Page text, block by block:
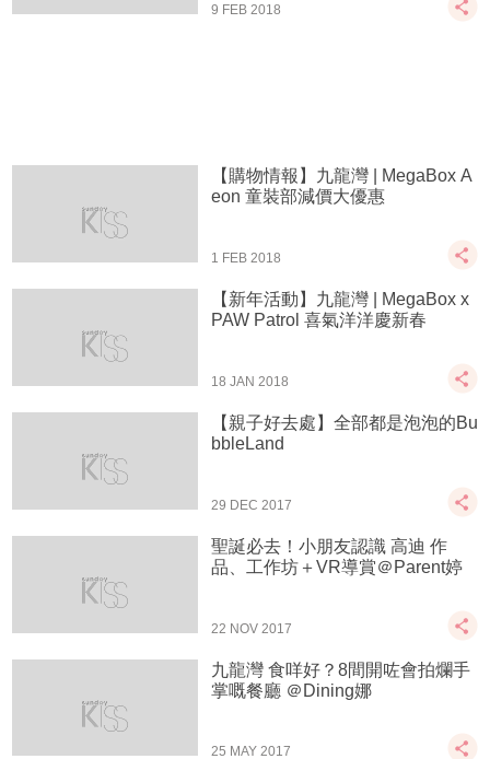
9 FEB 2018
【購物情報】九龍灣 | MegaBox A
eon 童裝部減價大優惠
1 FEB 2018
【新年活動】九龍灣 | MegaBox x
PAW Patrol 喜氣洋洋慶新春
18 JAN 2018
【親子好去處】全部都是泡泡的Bu
bbleLand
29 DEC 2017
聖誕必去！小朋友認識 高迪 作
品、工作坊＋VR導賞＠Parent婷
22 NOV 2017
九龍灣 食咩好？8間開咗會拍爛手
掌嘅餐廳 ＠Dining娜
25 MAY 2017